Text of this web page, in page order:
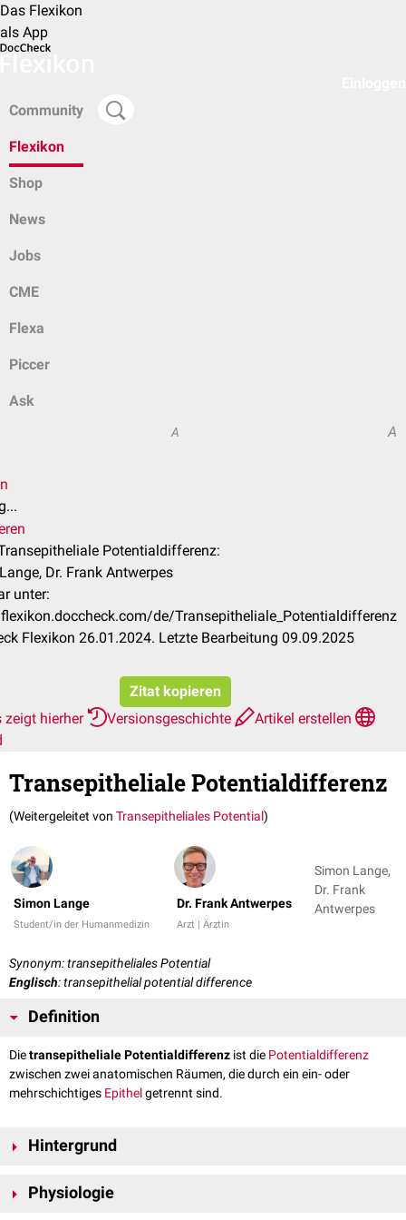
Das Flexikon
als App
Community
Flexikon
Shop
News
Jobs
CME
Flexa
Piccer
Ask
A A
Potentialdifferenz:
Dr. Frank Antwerpes
unter:
de/Transepitheliale_Potentialdifferenz
Flexikon 26.01.2024. Letzte Bearbeitung 09.09.2025
Zitat kopieren
zeigt hierher
Versionsgeschichte
Artikel erstellen
Transepitheliale Potentialdifferenz
(Weitergeleitet von Transepitheliales Potential)
Simon Lange
Student/in der Humanmedizin
Dr. Frank Antwerpes
Arzt | Ärztin
Simon Lange,
Dr. Frank
Antwerpes
Synonym: transepitheliales Potential
Englisch: transepithelial potential difference
Definition
Dietransepitheliale Potentialdifferenz ist die Potentialdifferenz
zwischen zwei anatomischen Räumen, die durch ein ein- oder
mehrschichtiges Epithelgetrennt sind.
Hintergrund
Tubulusepithel , an der
Physiologie